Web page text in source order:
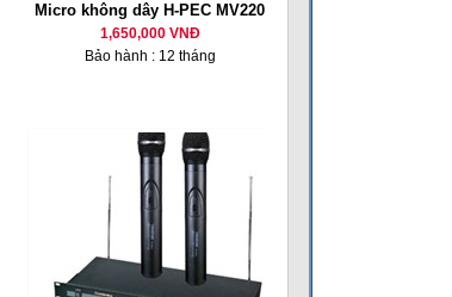
Micro không dây H-PEC MV220
1,650,000 VNĐ
Bảo hành : 12 tháng